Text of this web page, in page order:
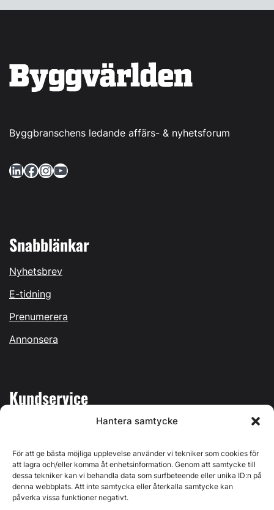
Hantera samtycke
För att ge bästa möjliga upplevelse använder vi tekniker som cookies för
att lagra och/eller komma åt enhetsinformation. Genom att samtycke till
dessa tekniker kan vi behandla data som surfbeteende eller unika ID:n på
denna webbplats. Att inte samtycka eller återkalla samtycke kan
påverka vissa funktioner negativt.
Byggbranschens ledande affärs- & nyhetsforum
LinkedIn Facebook InstagramYouTube
Snabblänkar
Nyhetsbrev
E-tidning
Prenumerera
Annonsera
Kundservice
Kontakta oss